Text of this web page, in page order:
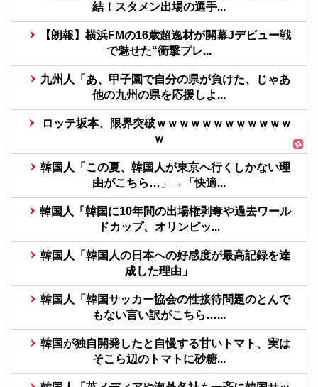
結！スタメン出場の選手...
【朗報】横浜FMの16歳超逸材が開幕Jデビュー戦
で魅せた“衝撃プレ...
九州人「あ、甲子園で自分の県が負けた、じゃあ
他の九州の県を応援しよ...
ロッテ坂本、限界突破ｗｗｗｗｗｗｗｗｗｗｗｗ
ｗ
韓国人「この夏、韓国人が東京へ行くしかない理
由がこちら…」→「快適...
韓国人「韓国に10年間の出場権剥奪や過去ワール
ドカップ、オリンピッ...
韓国人「韓国人の日本への好感度が最高記録を達
成した理由」
韓国人「韓国サッカー協会の性接待問題のとんで
もない言い訳がこちら…...
韓国が独自開発したと自慢する甘いトマト、実は
そこら辺のトマトに砂糖...